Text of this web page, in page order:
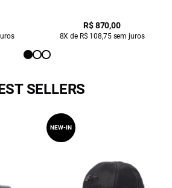
R$ 870,00
8X de R$ 108,75 sem juros
SELLERS
NEW-IN